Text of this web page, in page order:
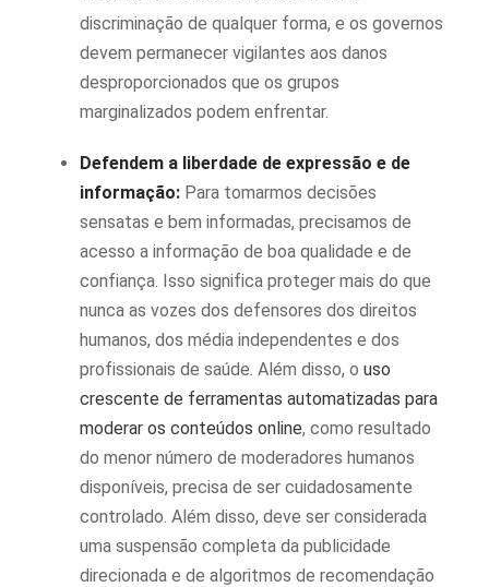
discriminação de qualquer forma, e os governos
devem permanecer vigilantes aos danos
desproporcionados que os grupos
marginalizados podem enfrentar.
Defendem a liberdade de expressão e de
informação: Para tomarmos decisões
sensatas e bem informadas, precisamos de
acesso a informação de boa qualidade e de
confiança. Isso significa proteger mais do que
nunca as vozes dos defensores dos direitos
humanos, dos média independentes e dos
profissionais de saúde. Além disso, o uso
crescente de ferramentas automatizadas para
moderar os conteúdos online, como resultado
do menor número de moderadores humanos
disponíveis, precisa de ser cuidadosamente
controlado. Além disso, deve ser considerada
uma suspensão completa da publicidade
direcionada e de algoritmos de recomendação